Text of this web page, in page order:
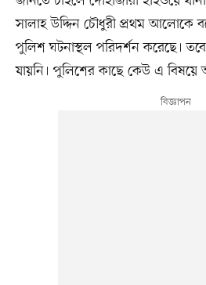
সালাহ উদ্দিন চৌধুরী প্রথম আলোকে
পুলিশ ঘটনাস্থল পরিদর্শন করেছে।
যায়নি। পুলিশের কাছে কেউ এ বিষয়ে